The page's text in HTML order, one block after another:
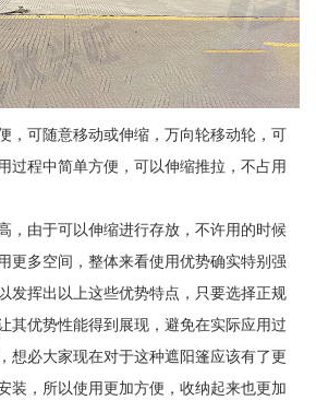
，可随意移动或伸缩，万向轮移动轮，可
过程中简单方便，可以伸缩推拉，不占用
，由于可以伸缩进行存放，不许用的时候
更多空间，整体来看使用优势确实特别强
发挥出以上这些优势特点，只要选择正规
其优势性能得到展现，避免在实际应用过
想必大家现在对于这种遮阳篷应该有了更
装，所以使用更加方便，收纳起来也更加